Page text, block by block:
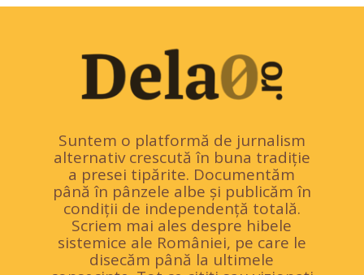
Suntem o platformă de jurnalism
alternativ crescută în buna tradiție
a presei tipărite. Documentăm
până în pânzele albe și publicăm în
condiții de independență totală.
Scriem mai ales despre hibele
sistemice ale României, pe care le
disecăm până la ultimele